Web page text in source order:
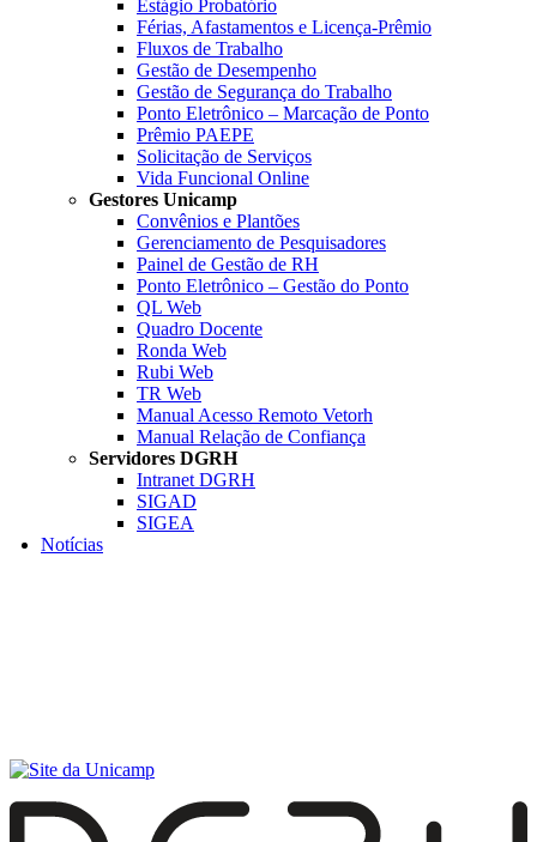
Estágio Probatório
Férias, Afastamentos e Licença-Prêmio
Fluxos de Trabalho
Gestão de Desempenho
Gestão de Segurança do Trabalho
Ponto Eletrônico – Marcação de Ponto
Prêmio PAEPE
Solicitação de Serviços
Vida Funcional Online
Gestores Unicamp
Convênios e Plantões
Gerenciamento de Pesquisadores
Painel de Gestão de RH
Ponto Eletrônico – Gestão do Ponto
QL Web
Quadro Docente
Ronda Web
Rubi Web
TR Web
Manual Acesso Remoto Vetorh
Manual Relação de Confiança
Servidores DGRH
Intranet DGRH
SIGAD
SIGEA
Notícias